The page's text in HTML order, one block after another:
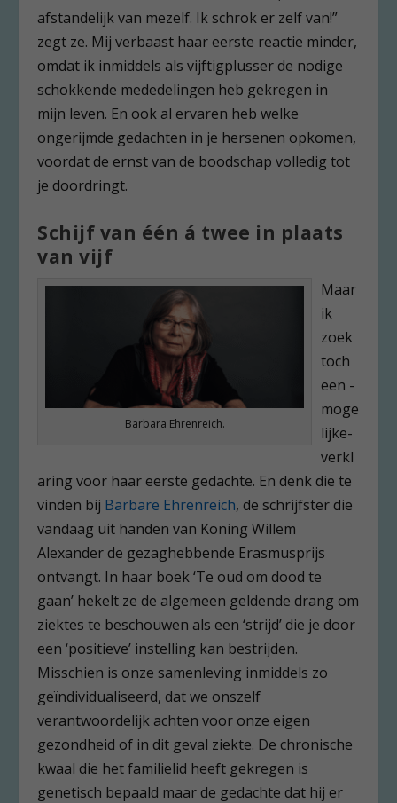
afstandelijk van mezelf. Ik schrok er zelf van!”
zegt ze. Mij verbaast haar eerste reactie minder,
omdat ik inmiddels als vijftigplusser de nodige
schokkende mededelingen heb gekregen in
mijn leven. En ook al ervaren heb welke
ongerijmde gedachten in je hersenen opkomen,
voordat de ernst van de boodschap volledig tot
je doordringt.
Schijf van één á twee in plaats
van vijf
Barbara Ehrenreich.
Maar
ik
zoek
toch
een -
moge
lijke-
verkl
aring voor haar eerste gedachte. En denk die te
vinden bij Barbare Ehrenreich, de schrijfster die
vandaag uit handen van Koning Willem
Alexander de gezaghebbende Erasmusprijs
ontvangt. In haar boek ‘Te oud om dood te
gaan’ hekelt ze de algemeen geldende drang om
ziektes te beschouwen als een ‘strijd’ die je door
een ‘positieve’ instelling kan bestrijden.
Misschien is onze samenleving inmiddels zo
geïndividualiseerd, dat we onszelf
verantwoordelijk achten voor onze eigen
gezondheid of in dit geval ziekte. De chronische
kwaal die het familielid heeft gekregen is
genetisch bepaald maar de gedachte dat hij er